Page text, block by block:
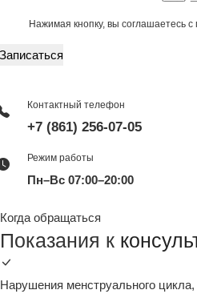
Нажимая кнопку, вы соглашаетесь с
Записаться
Контактный телефон
+7 (861) 256-07-05
Режим работы
Пн–Вс 07:00–20:00
Когда обращаться
Показания к
Нарушения менструального